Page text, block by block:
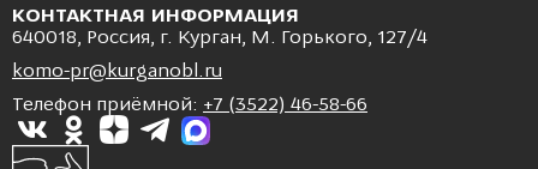
КОНТАКТНАЯ ИНФОРМАЦИЯ
640018, Россия, г. Курган, М. Горького, 127/4
komo-pr@kurganobl.ru
Телефон приёмной: +7 (3522) 46-58-66